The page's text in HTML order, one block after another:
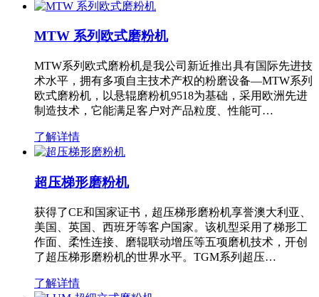
MTW 系列欧式磨粉机
MTW系列欧式磨粉机是我公司新近推出具有国际先进技
术水平，拥有多项自主技术产权的粉磨设备—MTW系列
欧式磨粉机，以悬辊磨粉机9518为基础，采用欧洲先进
制造技术，它能满足客户对产品粒度、性能可…
了解详情
超压梯形磨粉机
获得了CE和国家证书，超压梯形磨粉机享誉澳大利亚、
美国、英国、西班牙等客户国家。该机型采用了梯形工
作面、柔性连接、磨辊联动增压等五项磨机技术，开创
了超压梯形磨粉机的世界水平。TGM系列超压…
了解详情